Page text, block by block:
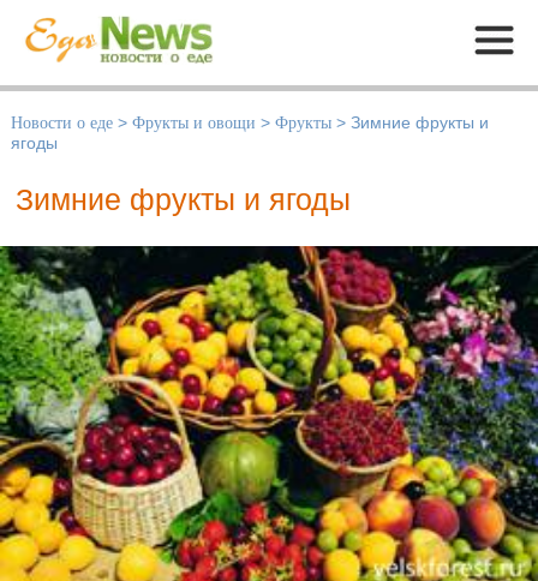
Меню
Новости о еде > Фрукты и овощи > Фрукты > Зимние фрукты и
ягоды
Зимние фрукты и ягоды